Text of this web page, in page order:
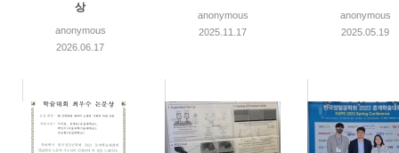
상
anonymous
2026.06.17
anonymous
2025.11.17
anonymous
2025.05.19